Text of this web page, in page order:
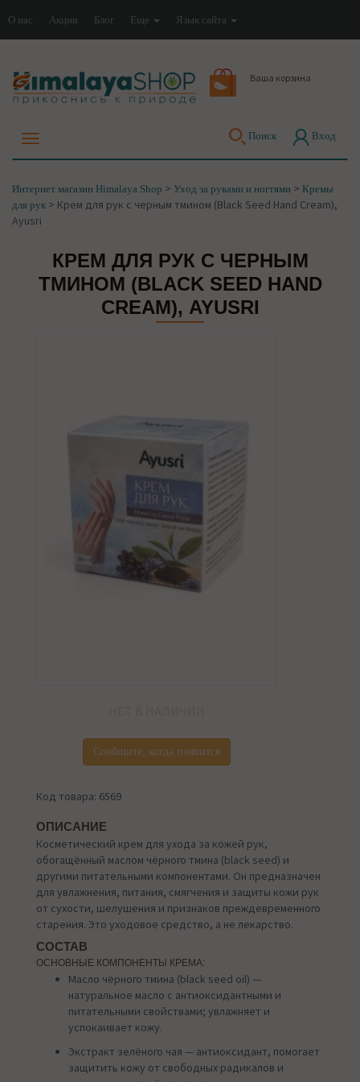
О нас Акции Блог Еще Язык сайта
Ваша корзина
Поиск Вход
Интернет магазин Himalaya Shop > Уход за руками и ногтями > Кремы
для рук > Крем для рук с черным тмином (Black Seed Hand Cream),
Ayusri
КРЕМ ДЛЯ РУК С ЧЕРНЫМ
ТМИНОМ (BLACK SEED HAND
CREAM), AYUSRI
Сообщите, когда появится
Код товара: 6569
ОПИСАНИЕ
Косметический крем для ухода за кожей рук,
обогащённый маслом чёрного тмина (black seed) и
другими питательными компонентами. Он предназначен
для увлажнения, питания, смягчения и защиты кожи рук
от сухости, шелушения и признаков преждевременного
старения. Это уходовое средство, а не лекарство.
СОСТАВ
ОСНОВНЫЕ КОМПОНЕНТЫ КРЕМА:
Масло чёрного тмина (black seed oil) —
натуральное масло с антиоксидантными и
питательными свойствами; увлажняет и
успокаивает кожу.
Экстракт зелёного чая — антиоксидант, помогает
защитить кожу от свободных радикалов и